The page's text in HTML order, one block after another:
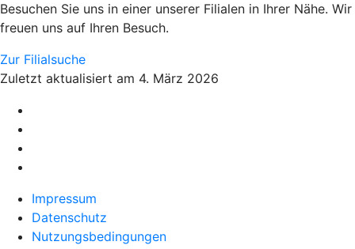
Besuchen Sie uns in einer unserer Filialen in Ihrer Nähe. Wir
freuen uns auf Ihren Besuch.
Zur Filialsuche
Zuletzt aktualisiert am 4. März 2026
Impressum
Datenschutz
Nutzungsbedingungen